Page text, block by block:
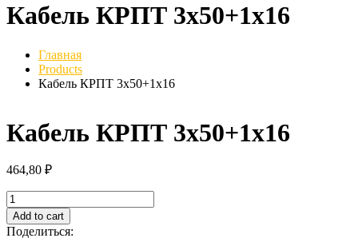
Кабель КРПТ 3х50+1х16
Главная
Products
Кабель КРПТ 3х50+1х16
Кабель КРПТ 3х50+1х16
464,80 ₽
Кабель
КРПТ
3х50+1х16
quantity
Add to cart
Поделиться: